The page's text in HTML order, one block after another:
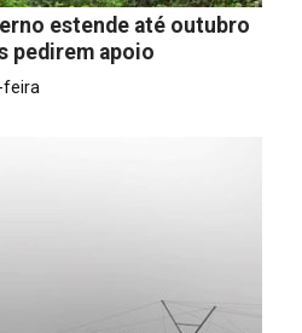
estende até outubro
pedirem apoio
feira